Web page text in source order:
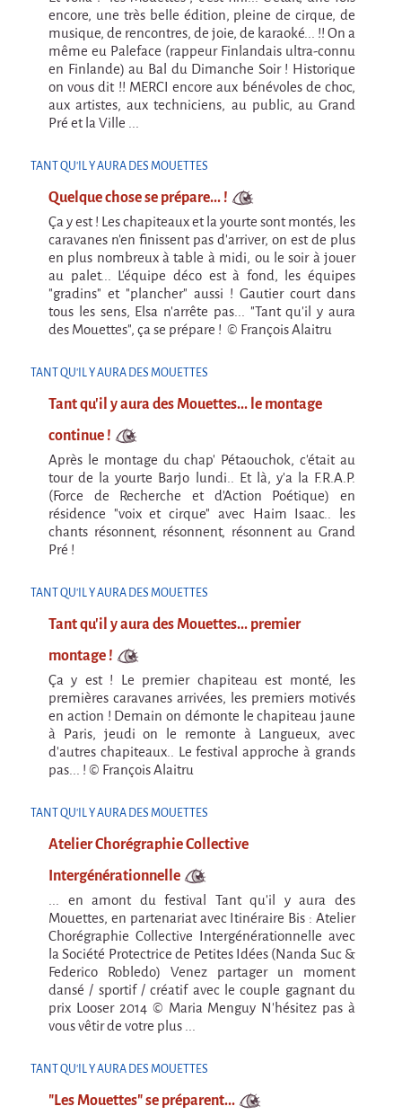
La Première Fois
Chapiteaux d'hiver au Relecq Kerhuon
Ville Debout
Dédoublez-moi
Tournée à Vélo
9 km²
Collectif Pétaouchnok
Événements
Popcorn
Popcorn 2026
Edition 2022
Cirque & Mer
C'est quoi ?!
Cirque & Mer 2017 - Le Petit
Editions précédentes
Tant qu'il y aura des mouettes
C'est quoi ?
Editions précédentes
International
La démarche
MOST - Un pont entre la Warmie-Mazurie et
la Bretagne
MAD OBJECTIF FINLANDE
JULY 2022 >> 10th Anniversary tour
Argentine & Chili
Carnets de voyages
Blog de Voyages
Autres formes
Mad in Finland - Le film
Mad in Finland - Le film
Livre-Musical "Un éclat dans le coeur"
Livre-Musical "Un éclat dans le coeur"
encore, une très belle édition, pleine de cirque, de
musique, de rencontres, de joie, de karaoké... !! On a
même eu Paleface (rappeur Finlandais ultra-connu
en Finlande) au Bal du Dimanche Soir ! Historique
on vous dit !! MERCI encore aux bénévoles de choc,
aux artistes, aux techniciens, au public, au Grand
Pré et la Ville ...
TANT QU'IL Y AURA DES MOUETTES
Quelque chose se prépare... !
Ça y est ! Les chapiteaux et la yourte sont montés, les
caravanes n'en finissent pas d'arriver, on est de plus
en plus nombreux à table à midi, ou le soir à jouer
au palet... L'équipe déco est à fond, les équipes
"gradins" et "plancher" aussi ! Gautier court dans
tous les sens, Elsa n'arrête pas... "Tant qu'il y aura
des Mouettes", ça se prépare ! © François Alaitru
TANT QU'IL Y AURA DES MOUETTES
Tant qu'il y aura des Mouettes... le montage
continue !
Après le montage du chap' Pétaouchok, c'était au
tour de la yourte Barjo lundi.. Et là, y'a la F.R.A.P.
(Force de Recherche et d'Action Poétique) en
résidence "voix et cirque" avec Haim Isaac.. les
chants résonnent, résonnent, résonnent au Grand
Pré !
TANT QU'IL Y AURA DES MOUETTES
Tant qu'il y aura des Mouettes... premier
montage !
Ça y est ! Le premier chapiteau est monté, les
premières caravanes arrivées, les premiers motivés
en action ! Demain on démonte le chapiteau jaune
à Paris, jeudi on le remonte à Langueux, avec
d'autres chapiteaux.. Le festival approche à grands
pas... ! © François Alaitru
TANT QU'IL Y AURA DES MOUETTES
Atelier Chorégraphie Collective
Intergénérationnelle
... en amont du festival Tant qu'il y aura des
Mouettes, en partenariat avec Itinéraire Bis : Atelier
Chorégraphie Collective Intergénérationnelle avec
la Société Protectrice de Petites Idées (Nanda Suc &
Federico Robledo) Venez partager un moment
dansé / sportif / créatif avec le couple gagnant du
prix Looser 2014 © Maria Menguy N'hésitez pas à
vous vêtir de votre plus ...
TANT QU'IL Y AURA DES MOUETTES
"Les Mouettes" se préparent...